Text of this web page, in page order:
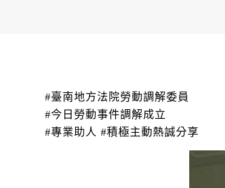
#臺南地方法院勞動調解委員
#今日勞動事件調解成立
#專業助人 #積極主動熱誠分享